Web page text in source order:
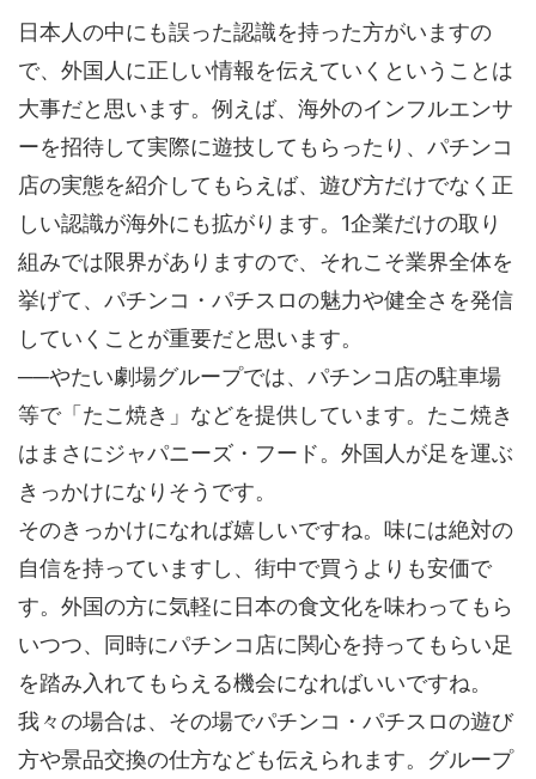
日本人の中にも誤った認識を持った方がいますの
で、外国人に正しい情報を伝えていくということは
大事だと思います。例えば、海外のインフルエンサ
ーを招待して実際に遊技してもらったり、パチンコ
店の実態を紹介してもらえば、遊び方だけでなく正
しい認識が海外にも拡がります。1企業だけの取り
組みでは限界がありますので、それこそ業界全体を
挙げて、パチンコ・パチスロの魅力や健全さを発信
していくことが重要だと思います。
──やたい劇場グループでは、パチンコ店の駐車場
等で「たこ焼き」などを提供しています。たこ焼き
はまさにジャパニーズ・フード。外国人が足を運ぶ
きっかけになりそうです。
そのきっかけになれば嬉しいですね。味には絶対の
自信を持っていますし、街中で買うよりも安価で
す。外国の方に気軽に日本の食文化を味わってもら
いつつ、同時にパチンコ店に関心を持ってもらい足
を踏み入れてもらえる機会になればいいですね。
我々の場合は、その場でパチンコ・パチスロの遊び
方や景品交換の仕方なども伝えられます。グループ